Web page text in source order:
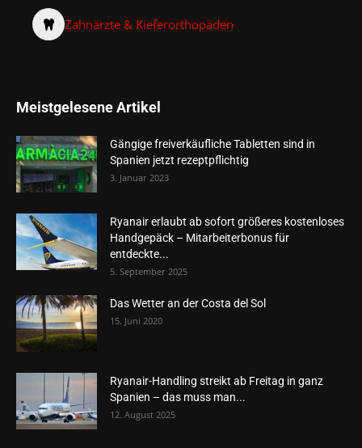
Zahnärzte & Kieferorthopäden
Meistgelesene Artikel
Gängige freiverkäufliche Tabletten sind in
Spanien jetzt rezeptpflichtig
3. Januar 2023
Ryanair erlaubt ab sofort größeres kostenloses
Handgepäck – Mitarbeiterbonus für
entdeckte...
5. September 2025
Das Wetter an der Costa del Sol
15. Juni 2020
Ryanair-Handling streikt ab Freitag in ganz
Spanien – das muss man...
12. August 2025